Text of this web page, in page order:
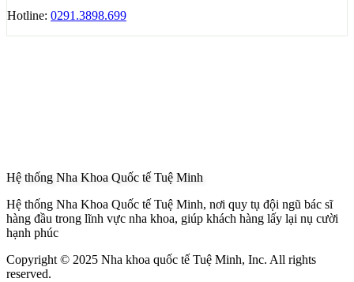
Hotline: 0291.3898.699
Hệ thống Nha Khoa Quốc tế Tuệ Minh
Hệ thống Nha Khoa Quốc tế Tuệ Minh, nơi quy tụ đội ngũ bác sĩ
hàng đầu trong lĩnh vực nha khoa, giúp khách hàng lấy lại nụ cười
hạnh phúc
Copyright © 2025 Nha khoa quốc tế Tuệ Minh, Inc. All rights
reserved.